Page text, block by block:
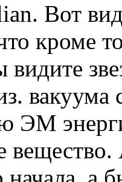
Вот
кроме
видите
вакуума
ЭМ